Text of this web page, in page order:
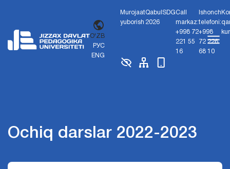
O'ZB
РУС
ENG
Murojaat
yuborish
Qabul
2026
SDGCall
markaz:
+998 72
221 55
16
Ishonch
telefoni:
+998
72 226
68 10
Ochiq darslar 2022-2023